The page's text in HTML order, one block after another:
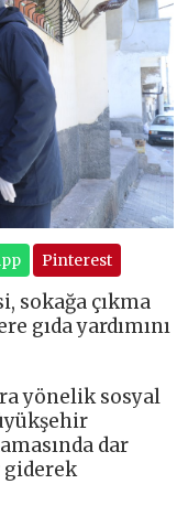
Pinterest
sokağa çıkma
gıda yardımını
yönelik sosyal
dar
giderek